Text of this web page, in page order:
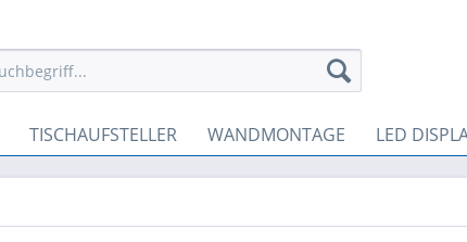
TISCHAUFSTELLER WANDMONTAGE LED